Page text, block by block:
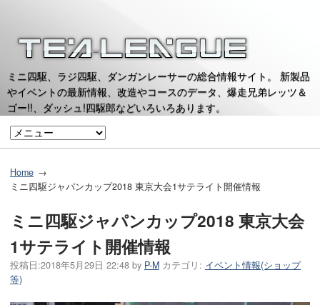
ミニ四駆、ラジ四駆、ダンガンレーサーの総合情報サイト。 新製品
やイベントの最新情報、改造やコースのデータ、爆走兄弟レッツ＆
ゴー!!、ダッシュ!四駆郎などいろいろあります。
Home
ミニ四駆ジャパンカップ2018 東京大会1サテライト開催情報
ミニ四駆ジャパンカップ2018 東京大会
1サテライト開催情報
投稿日:2018年5月29日 22:48 by P-M カテゴリ: イベント情報(ショップ
等)